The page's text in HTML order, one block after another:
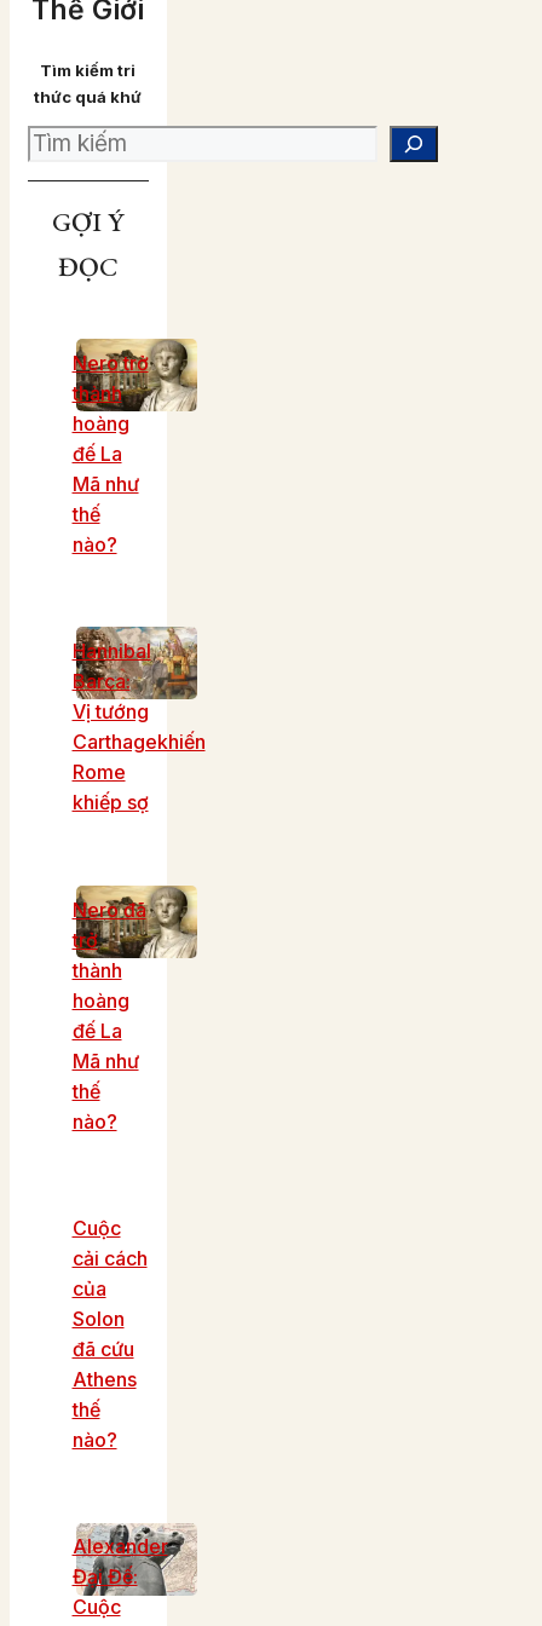
Thế Giới
Tìm kiếm tri
thức quá khứ
Search
GỢI Ý
ĐỌC
Nero trở
thành
hoàng
đế La
Mã như
thế
nào?
Hannibal
Barca:
Vị tướng
Carthagekhiến
Rome
khiếp sợ
Nero đã
trở
thành
hoàng
đế La
Mã như
thế
nào?
Cuộc
cải cách
của
Solon
đã cứu
Athens
thế
nào?
Alexander
Đại Đế:
Cuộc